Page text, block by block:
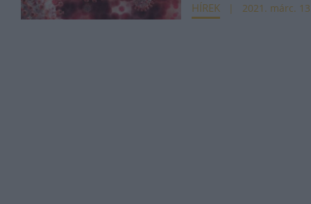
HÍREK 2021. márc.